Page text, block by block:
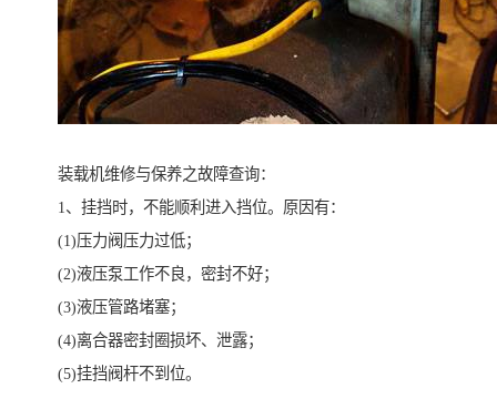
装载机维修与保养之故障查询：
1、挂挡时，不能顺利进入挡位。原因有：
(1)压力阀压力过低；
(2)液压泵工作不良，密封不好；
(3)液压管路堵塞；
(4)离合器密封圈损坏、泄露；
(5)挂挡阀杆不到位。